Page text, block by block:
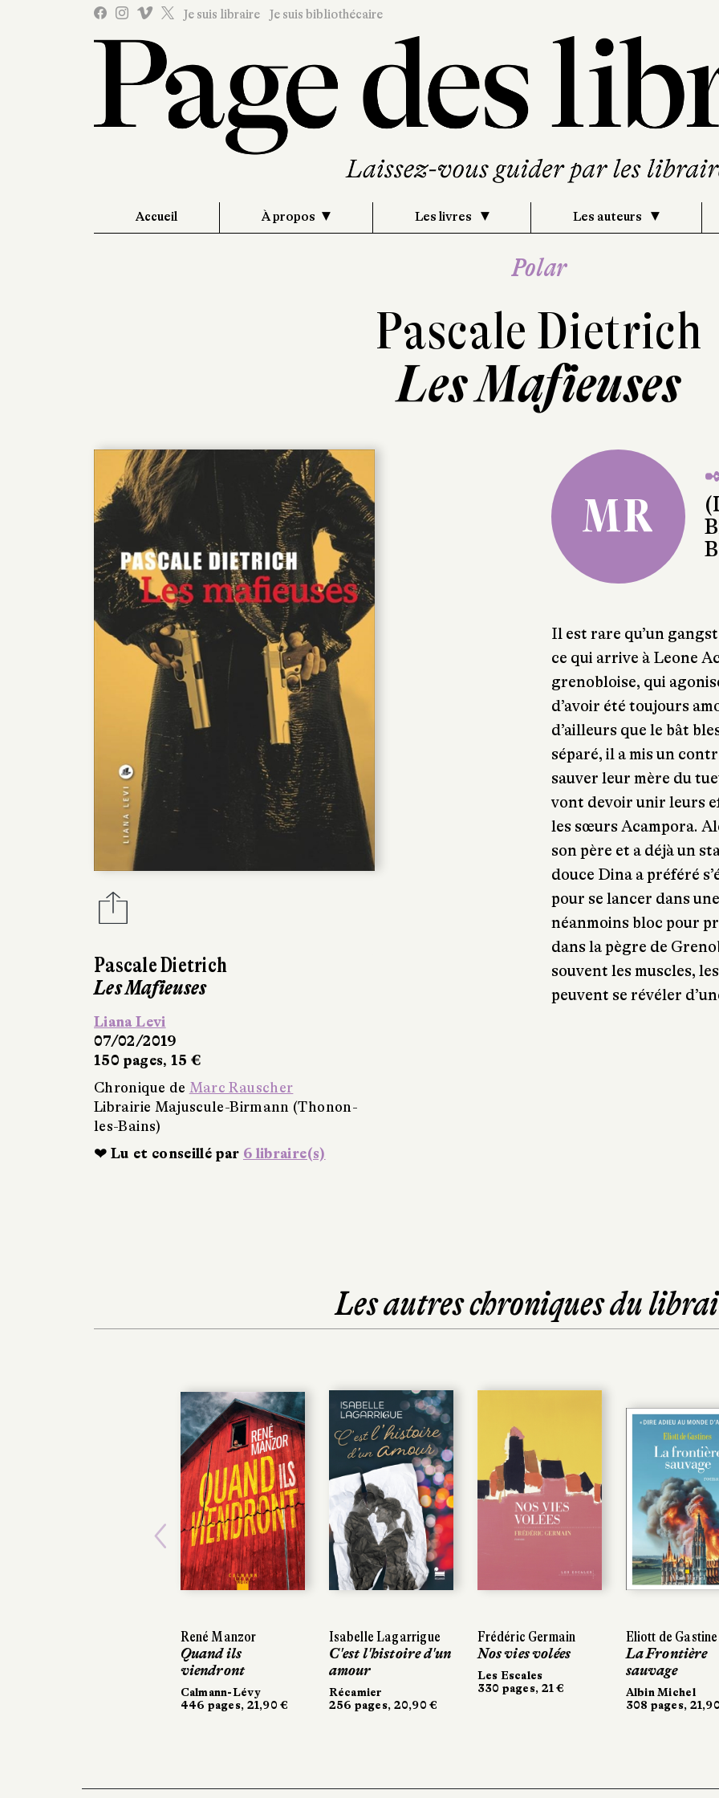
Je suis libraire Je suis bibliothécaire
Accueil À propos Les livres Les auteurs
Polar
Pascale Dietrich
Les Mafieuses
Pascale Dietrich
Les Mafieuses
Liana Levi
07/02/2019
150 pages, 15 €
Chronique de Marc Rauscher
Librairie Majuscule-Birmann (Thonon-
les-Bains)
❤ Lu et conseillé par 6 libraire(s)
MR
Il est rare qu’un
ce qui arrive à Leone
grenobloise, qui
d’avoir été toujours
d’ailleurs que le bât
séparé, il a mis un
sauver leur mère du
vont devoir unir leurs
les sœurs Acampora.
son père et a déjà un
douce Dina a préféré
pour se lancer dans
néanmoins bloc pour
dans la pègre de
souvent les muscles,
peuvent se révéler
Les autres chroniques du
René Manzor
Quand ils
viendront
Calmann-Lévy
446 pages, 21,90 €
Isabelle Lagarrigue
C'est l'histoire d'un
amour
Récamier
256 pages, 20,90 €
Frédéric Germain
Nos vies volées
Les Escales
330 pages, 21 €
Eliott de
La Frontière
sauvage
Albin Michel
308 pages,
Isabelle Lagarrigue
C'est l'histoire d'un
amour
Récamier
256 pages, 20,90 €
Frédéric Germain
Nos vies volées
Les Escales
330 pages, 21 €
Eliott de
La Frontière
sauvage
Albin Michel
308 pages,
Previous